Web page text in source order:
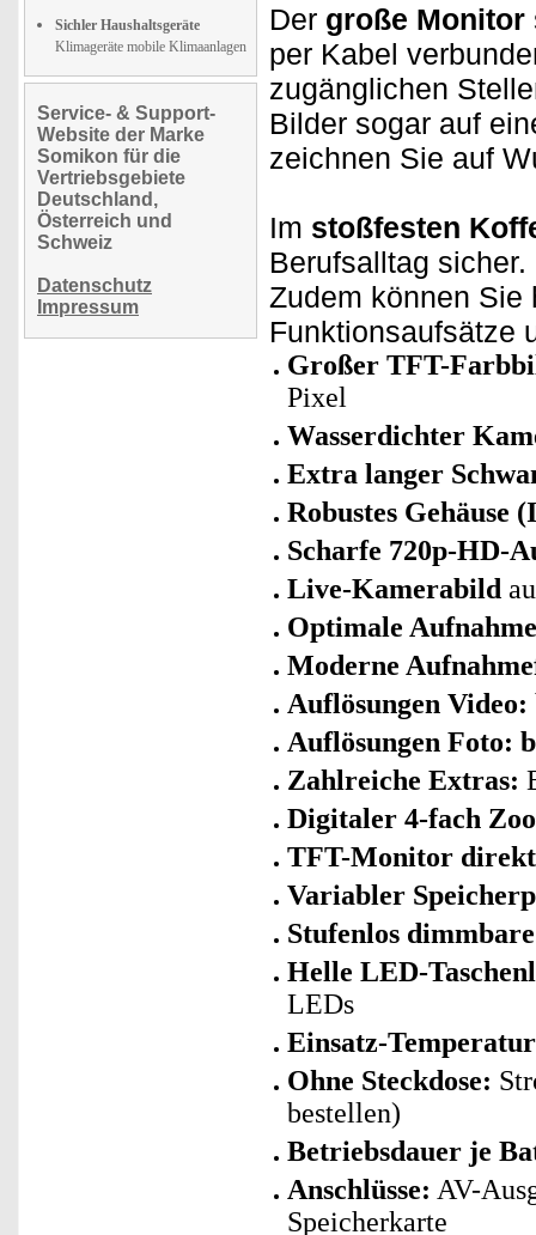
Sichler Haushaltsgeräte
Klimageräte mobile Klimaanlagen
Service- & Support-
Website der Marke
Somikon für die
Vertriebsgebiete
Deutschland,
Österreich und
Schweiz
Datenschutz
Impressum
Der große Monitor
per Kabel
zugänglichen
Bilder sogar auf
zeichnen Sie auf
Im stoßfesten
Berufsalltag
Zudem können Sie
Funktionsaufsätze
Großer TFT-
Pixel
Wasserdichter
Extra langer
Robustes Gehäuse
Scharfe 720p-HD-
Live-Kamerabild
Optimale
Moderne
Auflösungen Video:
Auflösungen Foto:
Zahlreiche Extras:
Digitaler 4-fach
TFT-Monitor
Variabler
Stufenlos
Helle LED-
LEDs
Einsatz-
Ohne Steckdose:
bestellen)
Betriebsdauer je
Anschlüsse: AV-
Speicherkarte